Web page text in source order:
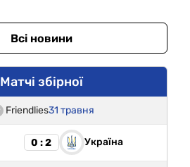
Всі новини
Матчі збірної
Friendlies31 травня
0 : 2 Україна